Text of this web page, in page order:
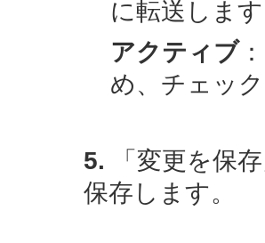
に転送しま
アクティブ
め、チェック
5. 「変更を保
保存します。